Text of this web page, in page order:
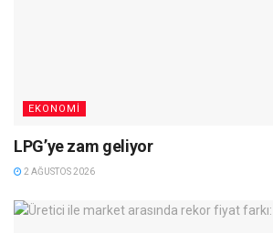
EKONOMI
LPG’ye zam geliyor
2 AĞUSTOS 2026